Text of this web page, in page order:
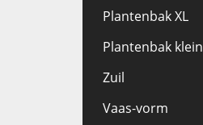
Plantenbak XL
Plantenbak klein
Zuil
Vaas-vorm